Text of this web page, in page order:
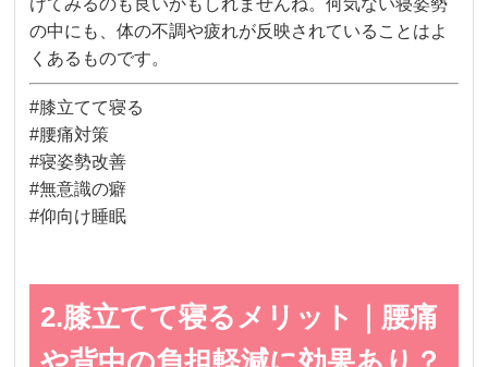
けてみるのも良いかもしれませんね。何気ない寝姿勢
の中にも、体の不調や疲れが反映されていることはよ
くあるものです。
#膝立てて寝る
#腰痛対策
#寝姿勢改善
#無意識の癖
#仰向け睡眠
2.膝立てて寝るメリット｜腰痛